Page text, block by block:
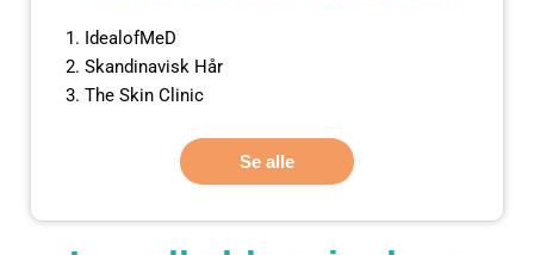
IdealofMeD
Skandinavisk Hår
The Skin Clinic
Se alle